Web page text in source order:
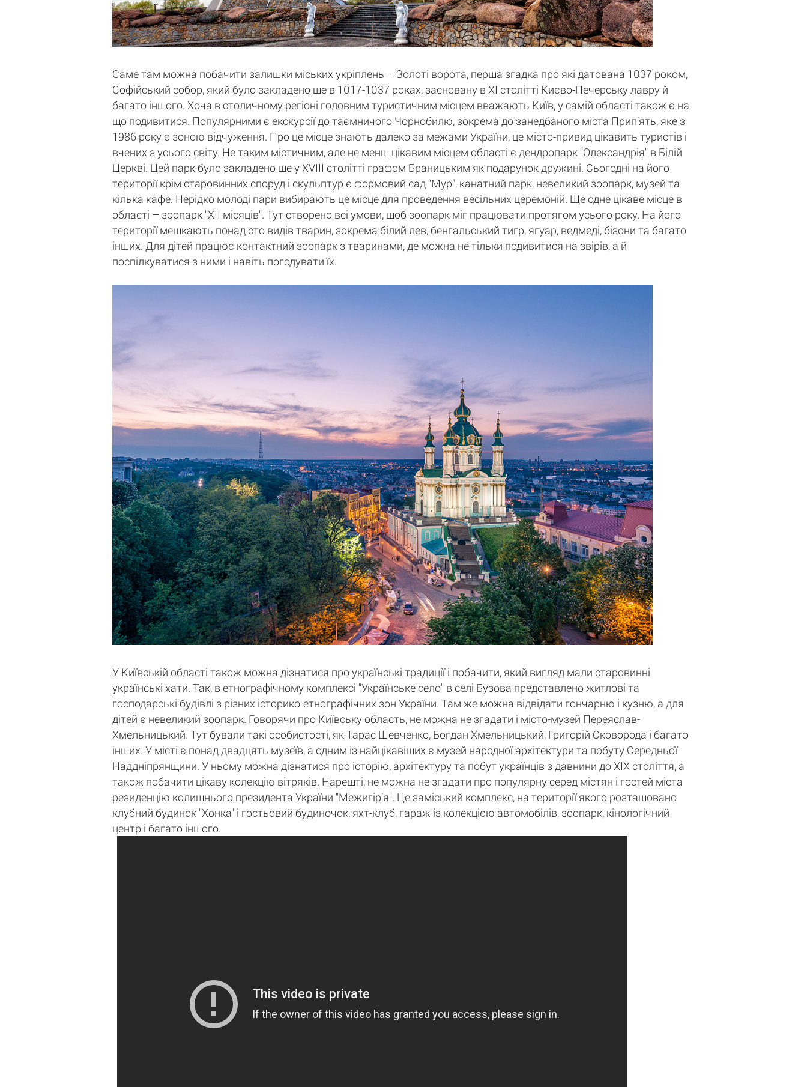
Саме там можна побачити залишки міських укріплень – Золоті ворота, перша згадка про які датована 1037 роком,
Софійський собор, який було закладено ще в 1017-1037 роках, засновану в XI столітті Києво-Печерську лавру й
багато іншого. Хоча в столичному регіоні головним туристичним місцем вважають Київ, у самій області також є на
що подивитися. Популярними є екскурсії до таємничого Чорнобилю, зокрема до занедбаного міста Прип’ять, яке з
1986 року є зоною відчуження. Про це місце знають далеко за межами України, це місто-привид цікавить туристів і
вчених з усього світу. Не таким містичним, але не менш цікавим місцем області є дендропарк "Олександрія" в Білій
Церкві. Цей парк було закладено ще у XVIII столітті графом Браницьким як подарунок дружині. Сьогодні на його
території крім старовинних споруд і скульптур є формовий сад “Мур”, канатний парк, невеликий зоопарк, музей та
кілька кафе. Нерідко молоді пари вибирають це місце для проведення весільних церемоній. Ще одне цікаве місце в
області – зоопарк "ХII місяців". Тут створено всі умови, щоб зоопарк міг працювати протягом усього року. На його
території мешкають понад сто видів тварин, зокрема білий лев, бенгальський тигр, ягуар, ведмеді, бізони та багато
інших. Для дітей працює контактний зоопарк з тваринами, де можна не тільки подивитися на звірів, а й
поспілкуватися з ними і навіть погодувати їх.
У Київській області також можна дізнатися про українські традиції і побачити, який вигляд мали старовинні
українські хати. Так, в етнографічному комплексі "Українське село" в селі Бузова представлено житлові та
господарські будівлі з різних історико-етнографічних зон України. Там же можна відвідати гончарню і кузню, а для
дітей є невеликий зоопарк. Говорячи про Київську область, не можна не згадати і місто-музей Переяслав-
Хмельницький. Тут бували такі особистості, як Тарас Шевченко, Богдан Хмельницький, Григорій Сковорода і багато
інших. У місті є понад двадцять музеїв, а одним із найцікавіших є музей народної архітектури та побуту Середньої
Наддніпрянщини. У ньому можна дізнатися про історію, архітектуру та побут українців з давнини до XIX століття, а
також побачити цікаву колекцію вітряків. Нарешті, не можна не згадати про популярну серед містян і гостей міста
резиденцію колишнього президента України "Межигір’я". Це заміський комплекс, на території якого розташовано
клубний будинок "Хонка" і гостьовий будиночок, яхт-клуб, гараж із колекцією автомобілів, зоопарк, кінологічний
центр і багато іншого.